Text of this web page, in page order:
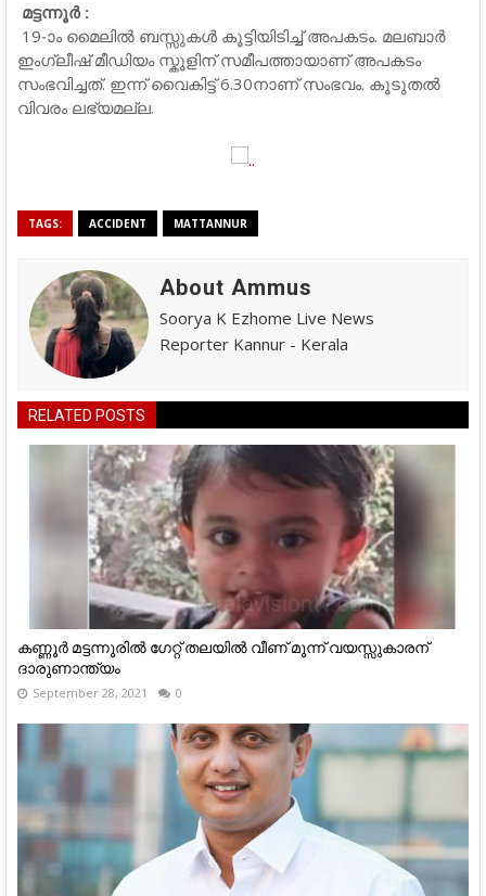
മട്ടന്നൂർ :
19-ാം മൈലിൽ ബസ്സുകൾ കൂട്ടിയിടിച്ച് അപകടം. മലബാർ
ഇംഗ്ലീഷ് മീഡിയം സ്കൂളിന് സമീപത്തായാണ് അപകടം
സംഭവിച്ചത്. ഇന്ന് വൈകിട്ട് 6.30നാണ് സംഭവം. കൂടുതൽ
വിവരം ലഭ്യമല്ല.
TAGS: ACCIDENT MATTANNUR
About Ammus
Soorya K Ezhome Live News
Reporter Kannur - Kerala
RELATED POSTS
കണ്ണൂര്‍ മട്ടന്നൂരില്‍ ഗേറ്റ് തലയില്‍ വീണ് മൂന്ന് വയസ്സുകാരന്
ദാരുണാന്ത്യം
September 28, 2021 0